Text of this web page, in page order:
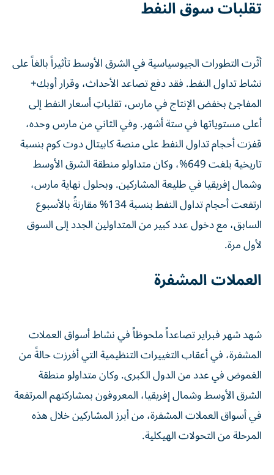
تقلبات سوق النفط
أثّرت التطورات الجيوسياسية في الشرق الأوسط تأثيراً بالغاً على
نشاط تداول النفط. فقد دفع تصاعد الأحداث، وقرار أوبك+
المفاجئ بخفض الإنتاج في مارس، تقلباتِ أسعار النفط إلى
أعلى مستوياتها في ستة أشهر. وفي الثاني من مارس وحده،
قفزت أحجام تداول النفط على منصة كابيتال دوت كوم بنسبة
تاريخية بلغت 649%، وكان متداولو منطقة الشرق الأوسط
وشمال إفريقيا في طليعة المشاركين. وبحلول نهاية مارس،
ارتفعت أحجام تداول النفط بنسبة 134% مقارنةً بالأسبوع
السابق، مع دخول عدد كبير من المتداولين الجدد إلى السوق
لأول مرة.
العملات المشفرة
شهد شهر فبراير تصاعداً ملحوظاً في نشاط أسواق العملات
المشفرة، في أعقاب التغييرات التنظيمية التي أفرزت حالةً من
الغموض في عدد من الدول الكبرى. وكان متداولو منطقة
الشرق الأوسط وشمال إفريقيا، المعروفون بمشاركتهم المرتفعة
في أسواق العملات المشفرة، من أبرز المشاركين خلال هذه
المرحلة من التحولات الهيكلية.